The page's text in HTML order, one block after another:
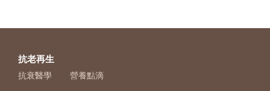
抗老再生
抗衰醫學 營養點滴